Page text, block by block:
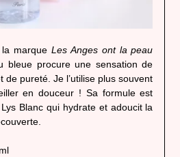
marque Les Anges ont la peau
bleue procure une sensation de
de pureté. Je l’utilise plus souvent
en douceur ! Sa formule est
Blanc qui hydrate et adoucit la